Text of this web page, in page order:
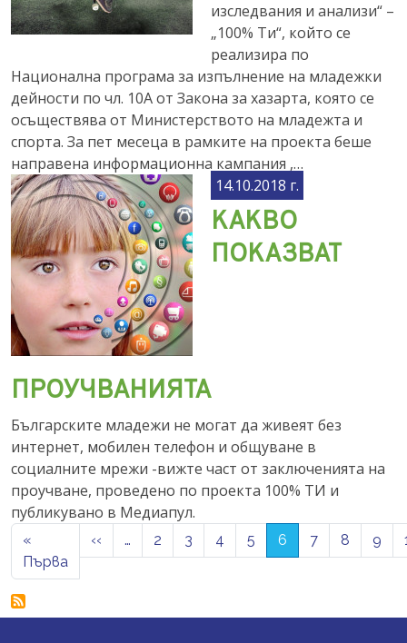
изследвания и анализи“ –
„100% Ти“, който се
реализира по
Национална програма за изпълнение на младежки
дейности по чл. 10А от Закона за хазарта, която се
осъществява от Министерството на младежта и
спорта. За пет месеца в рамките на проекта беше
направена информационна кампания ,…
14.10.2018 г.
КАКВО
ПОКАЗВАТ
ПРОУЧВАНИЯТА
Българските младежи не могат да живеят без
интернет, мобилен телефон и общуване в
социалните мрежи -вижте част от заключенията на
проучване, проведено по проекта 100% ТИ и
публикувано в Медиапул.
Pagination
«
Първа First page
‹‹ Previous page
… 2 3 4 5 6 7 8 9